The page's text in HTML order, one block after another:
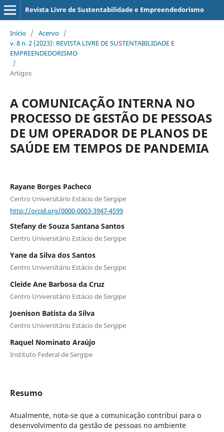
Revista Livre de Sustentabilidade e Empreendedorismo
Início / Acervo /
v. 8 n. 2 (2023): REVISTA LIVRE DE SUSTENTABILIDADE E
EMPREENDEDORISMO
/
Artigos
A COMUNICAÇÃO INTERNA NO
PROCESSO DE GESTÃO DE PESSOAS
DE UM OPERADOR DE PLANOS DE
SAÚDE EM TEMPOS DE PANDEMIA
Rayane Borges Pacheco
Centro Universitário Estácio de Sergipe
http://orcid.org/0000-0003-3947-4599
Stefany de Souza Santana Santos
Centro Universitário Estácio de Sergipe
Yane da Silva dos Santos
Centro Universitário Estácio de Sergipe
Cleide Ane Barbosa da Cruz
Centro Universitário Estácio de Sergipe
Joenison Batista da Silva
Centro Universitário Estácio de Sergipe
Raquel Nominato Araújo
Instituto Federal de Sergipe
Resumo
Atualmente, nota-se que a comunicação contribui para o
desenvolvimento da gestão de pessoas no ambiente